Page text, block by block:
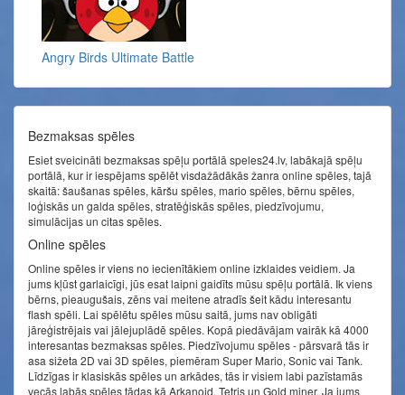
Angry Birds Ultimate Battle
Bezmaksas spēles
Esiet sveicināti bezmaksas spēļu portālā speles24.lv, labākajā spēļu
portālā, kur ir iespējams spēlēt visdažādākās žanra online spēles, tajā
skaitā: šaušanas spēles, kāršu spēles, mario spēles, bērnu spēles,
loģiskās un galda spēles, stratēģiskās spēles, piedzīvojumu,
simulācijas un citas spēles.
Online spēles
Online spēles ir viens no iecienītākiem online izklaides veidiem. Ja
jums kļūst garlaicīgi, jūs esat laipni gaidīts mūsu spēļu portālā. Ik viens
bērns, pieaugušais, zēns vai meitene atradīs šeit kādu interesantu
flash spēli. Lai spēlētu spēles mūsu saitā, jums nav obligāti
jāreģistrējais vai jālejuplādē spēles. Kopā piedāvājam vairāk kā 4000
interesantas bezmaksas spēles. Piedzīvojumu spēles - pārsvarā tās ir
asa sižeta 2D vai 3D spēles, piemēram Super Mario, Sonic vai Tank.
Līdzīgas ir klasiskās spēles un arkādes, tās ir visiem labi pazīstamās
vecās labās spēles tādas kā Arkanoid, Tetris un Gold miner. Ja jums